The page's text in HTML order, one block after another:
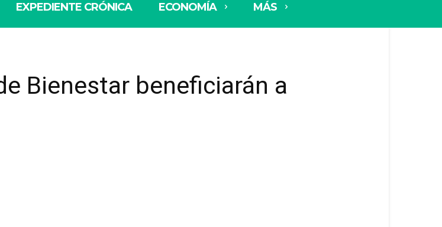
EXPEDIENTE CRÓNICA ECONOMÍA MÁS
Bienestar beneficiarán a